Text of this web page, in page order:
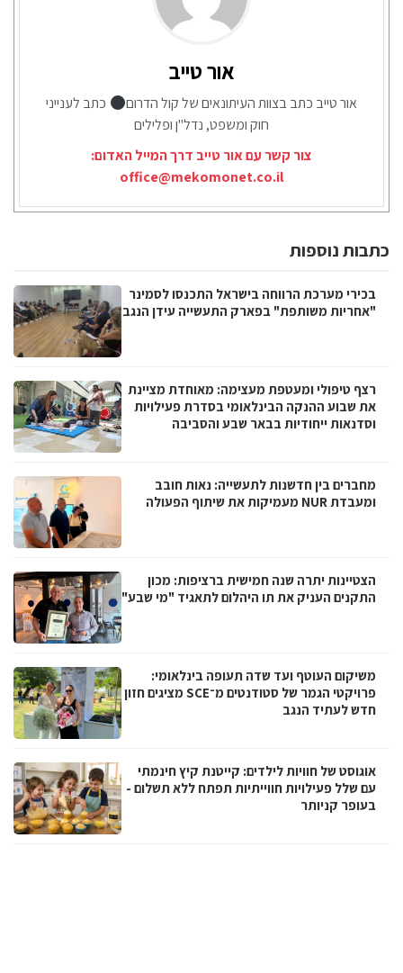
אור טייב
אור טייב כתב בצוות העיתונאים של קול הדרום
כתב לענייני
חוק ומשפט, נדל"ן ופלילים
צור קשר עם אור טייב דרך המייל האדום:
office@mekomonet.co.il
כתבות נוספות
בכירי מערכת הרווחה בישראל התכנסו לסמינר
"אחריות משותפת" בפארק התעשייה עידן הנגב
רצף טיפולי ומעטפת מעצימה: מאוחדת מציינת
את שבוע ההנקה הבינלאומי בסדרת פעילויות
וסדנאות ייחודיות בבאר שבע והסביבה
מחברים בין חדשנות לתעשייה: נאות חובב
ומעבדת NUR מעמיקות את שיתוף הפעולה
הצטיינות יתרה שנה חמישית ברציפות: מכון
התקנים העניק את תו היהלום לתאגיד "מי שבע"
משיקום העוטף ועד שדה תעופה בינלאומי:
פרויקטי הגמר של סטודנטים מ־SCE מציגים חזון
חדש לעתיד הנגב
אוגוסט של חוויות לילדים: קייטנת קיץ חינמתי
עם שלל פעילויות חווייתיות תפתח ללא תשלום -
בעופר קניותר